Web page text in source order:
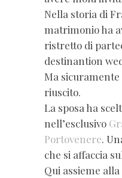
Nella storia di
matrimonio ha
ristretto di
destinantion
Ma
riuscito.
La sposa ha
nell’esclusivo
Portovenere.
che si affaccia
Qui assieme